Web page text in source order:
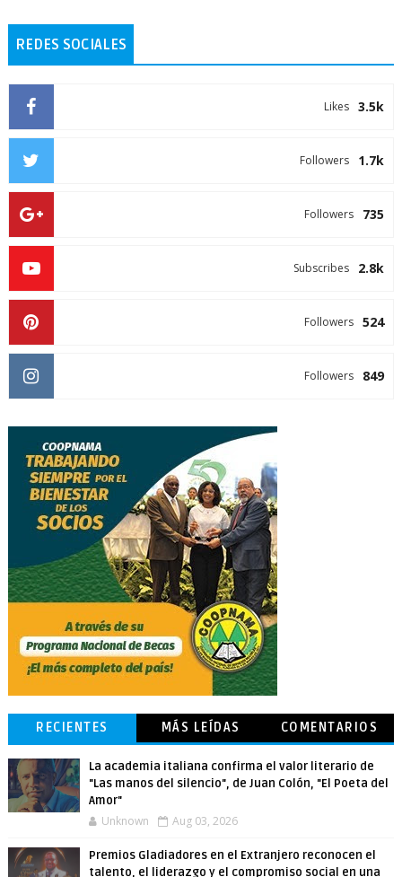
REDES SOCIALES
3.5k
Likes
1.7k
Followers
735
Followers
2.8k
Subscribes
524
Followers
849
Followers
RECIENTES MÁS LEÍDAS COMENTARIOS
La academia italiana confirma el valor literario de
"Las manos del silencio", de Juan Colón, "El Poeta del
Amor"
Unknown Aug 03, 2026
Premios Gladiadores en el Extranjero reconocen el
talento, el liderazgo y el compromiso social en una